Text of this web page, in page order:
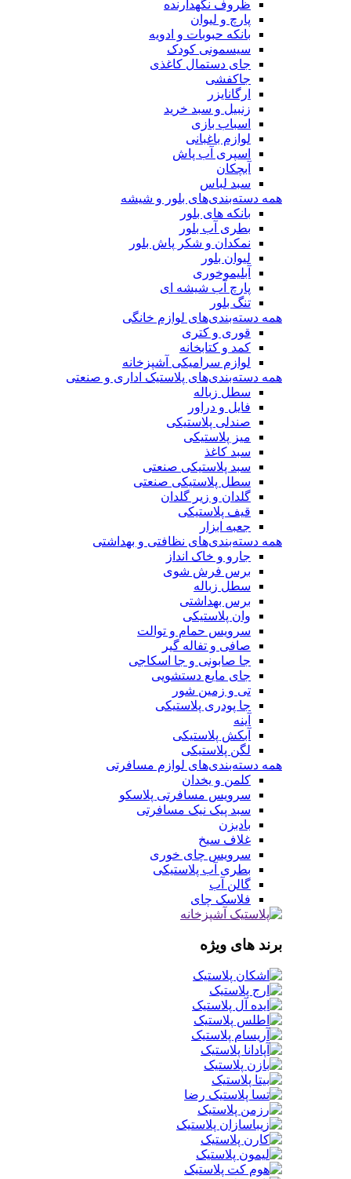
ظروف نگهدارنده
پارچ و لیوان
بانکه حبوبات و ادویه
سیسمونی کودک
جای دستمال کاغذی
جاکفشی
ارگانایزر
زنبیل و سبد خرید
اسباب بازی
لوازم باغبانی
اسپری آب پاش
آبچکان
سبد لباس
همه دسته‌بندی‌های بلور و شیشه
بانکه های بلور
بطری آب بلور
نمکدان و شکر پاش بلور
لیوان بلور
آبلیموخوری
پارچ آب شیشه ای
تنگ بلور
همه دسته‌بندی‌های لوازم خانگی
قوری و کتری
کمد و کتابخانه
لوازم سرامیکی آشپزخانه
همه دسته‌بندی‌های پلاستیک اداری و صنعتی
سطل زباله
فایل و دراور
صندلی پلاستیکی
میز پلاستیکی
سبد کاغذ
سبد پلاستیکی صنعتی
سطل پلاستیکی صنعتی
گلدان و زیر گلدان
قیف پلاستیکی
جعبه ابزار
همه دسته‌بندی‌های نظافتی و بهداشتی
جارو و خاک انداز
برس فرش شوی
سطل زباله
برس بهداشتی
وان پلاستیکی
سرویس حمام و توالت
صافی و تفاله گیر
جا صابونی و جا اسکاجی
جای مایع دستشویی
تی و زمین شور
جا پودری پلاستیکی
آینه
آبکش پلاستیکی
لگن پلاستیکی
همه دسته‌بندی‌های لوازم مسافرتی
کلمن و یخدان
سرویس مسافرتی پلاسکو
سبد پیک نیک مسافرتی
بادبزن
غلاف سیخ
سرویس چای خوری
بطری آب پلاستیکی
گالن آب
فلاسک چای
برند های ویژه